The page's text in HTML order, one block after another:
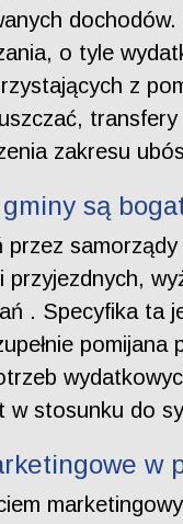
o tyle
z
zakresu
są
. Specyfika ta
stosunku do
w